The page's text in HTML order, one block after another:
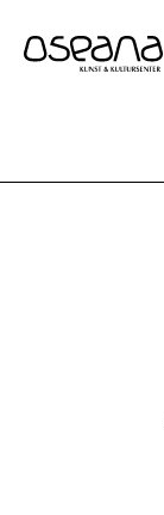
innhold
navigasjon